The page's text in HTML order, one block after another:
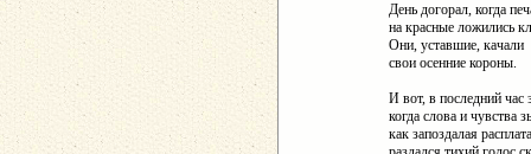
День догорал, когда
на красные ложились
Они, уставшие, качали
свои осенние короны.
И вот, в последний час
когда слова и чувства
как запоздалая